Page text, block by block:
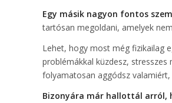
Egy másik nagyon fontos
tartósan megoldani, amelyek
Lehet, hogy most még fizikailag
problémákkal küzdesz,
folyamatosan aggódsz
Bizonyára már hallottál arról,